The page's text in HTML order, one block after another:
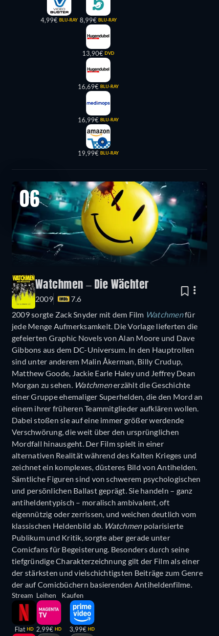
4,99€ BLU-RAY 8,99€ BLU-RAY
13,90€ DVD
16,69€ BLU-RAY
16,99€ BLU-RAY
19,99€ BLU-RAY
06
Watchmen – Die Wächter
2009
7.6
2009 sorgte Zack Snyder mit dem Film Watchmenfür
jede Menge Aufmerksamkeit. Die Vorlage lieferten die
gefeierten Graphic Novels von Alan Moore und Dave
Gibbons aus dem DC-Universum. In den Hauptrollen
sind unter anderem Malin Åkerman, Billy Crudup,
Matthew Goode, Jackie Earle Haley und Jeffrey Dean
Morgan zu sehen. Watchmenerzählt die Geschichte
einer Gruppe ehemaliger Superhelden, die den Mord an
einem ihrer früheren Teammitglieder aufklären wollen.
Dabei stoßen sie auf eine immer größer werdende
Verschwörung, die weit über den ursprünglichen
Mordfall hinausgeht. Der Film spielt in einer
alternativen Realität während des Kalten Krieges und
zeichnet ein komplexes, düsteres Bild von Antihelden.
Sämtliche Figuren sind von schwerem psychologischen
und persönlichen Ballast geprägt. Sie handeln – ganz
antiheldentypisch – moralisch ambivalent, oft
eigennützig oder zerrissen, und weichen deutlich vom
klassischen Heldenbild ab. Watchmenpolarisierte
Publikum und Kritik, sorgte aber gerade unter
Comicfans für Begeisterung. Besonders durch seine
tiefgründige Charakterzeichnung gilt der Film als einer
der stärksten und vielschichtigsten Beiträge zum Genre
der auf Comicbüchern basierenden Antiheldenfilme.
Stream
Flat HD
Leihen
2,99€ HD
Kaufen
3,99€ HD